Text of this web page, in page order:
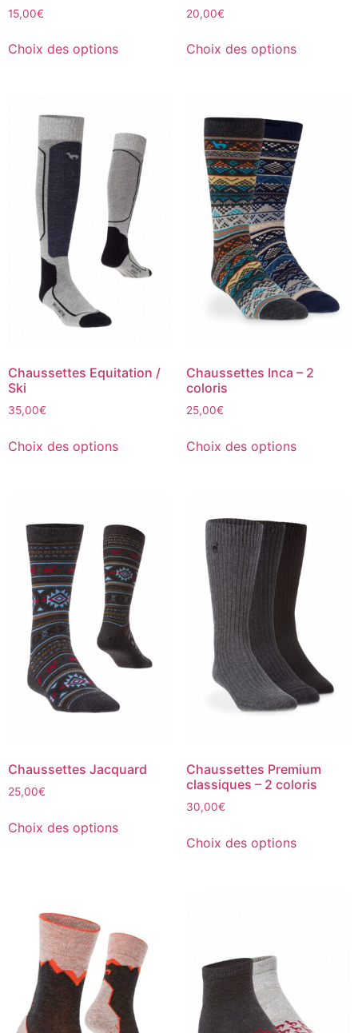
15,00€
Choix des options
20,00€
Choix des options
Chaussettes Equitation /
Ski
35,00€
Choix des options
Chaussettes Inca – 2
coloris
25,00€
Choix des options
Chaussettes Jacquard
25,00€
Choix des options
Chaussettes Premium
classiques – 2 coloris
30,00€
Choix des options